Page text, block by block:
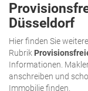
Düsseldorf
Hier finden Sie
Rubrik
Informationen.
anschreiben und
Immobilie finden.